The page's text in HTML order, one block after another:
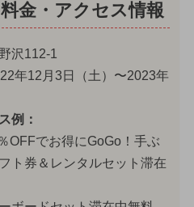
金・アクセス情報
沢112-1
年12月3日（土）〜2023年
例：
OFFでお得にGoGo！手ぶ
ト券＆レンタルセット滞在